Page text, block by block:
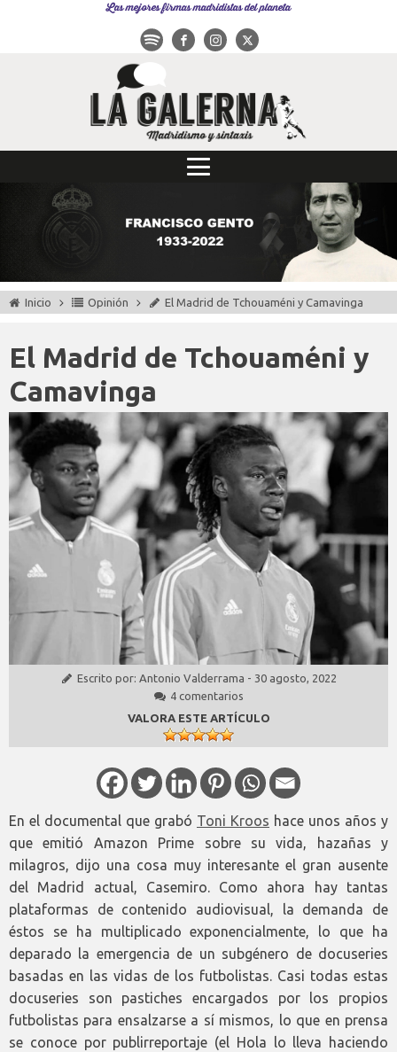
Las mejores firmas madridistas del planeta
Inicio Opinión El Madrid de Tchouaméni y Camavinga
El Madrid de Tchouaméni y
Camavinga
Escrito por: Antonio Valderrama - 30 agosto, 2022
4 comentarios
VALORA ESTE ARTÍCULO
En el documental que grabó Toni Kroos hace unos años y
que emitió Amazon Prime sobre su vida, hazañas y
milagros, dijo una cosa muy interesante el gran ausente
del Madrid actual, Casemiro. Como ahora hay tantas
plataformas de contenido audiovisual, la demanda de
éstos se ha multiplicado exponencialmente, lo que ha
deparado la emergencia de un subgénero de docuseries
basadas en las vidas de los futbolistas. Casi todas estas
docuseries son pastiches encargados por los propios
futbolistas para ensalzarse a sí mismos, lo que en prensa
se conoce por publirreportaje (el Hola lo lleva haciendo